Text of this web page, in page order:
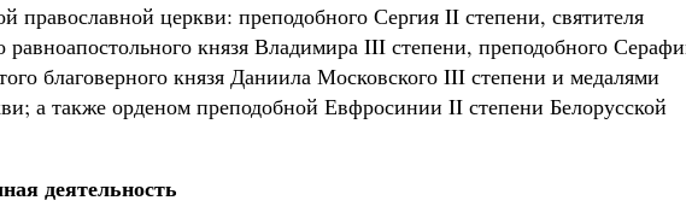
православной церкви: преподобного Сергия II степени, святителя
равноапостольного князя Владимира III степени, преподобного
благоверного князя Даниила Московского III степени и медалями
а также орденом преподобной Евфросинии II степени Белорусской
деятельность